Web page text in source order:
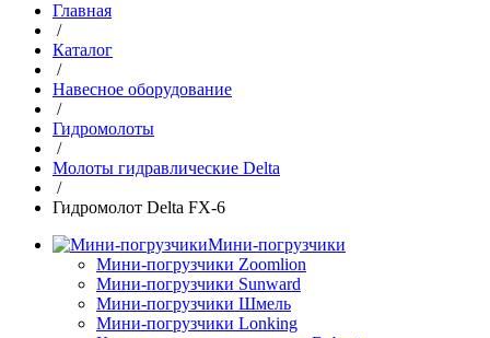
Главная
/
Каталог
/
Навесное оборудование
/
Гидромолоты
/
Молоты гидравлические Delta
/
Гидромолот Delta FX-6
Мини-погрузчики
Мини-погрузчики Zoomlion
Мини-погрузчики Sunward
Мини-погрузчики Шмель
Мини-погрузчики Lonking